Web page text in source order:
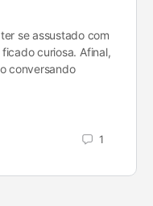
se assustado com
curiosa. Afinal,
conversando
1